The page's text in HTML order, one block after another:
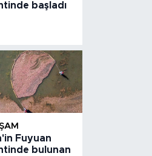
başladı
Fuyuan
bulunan